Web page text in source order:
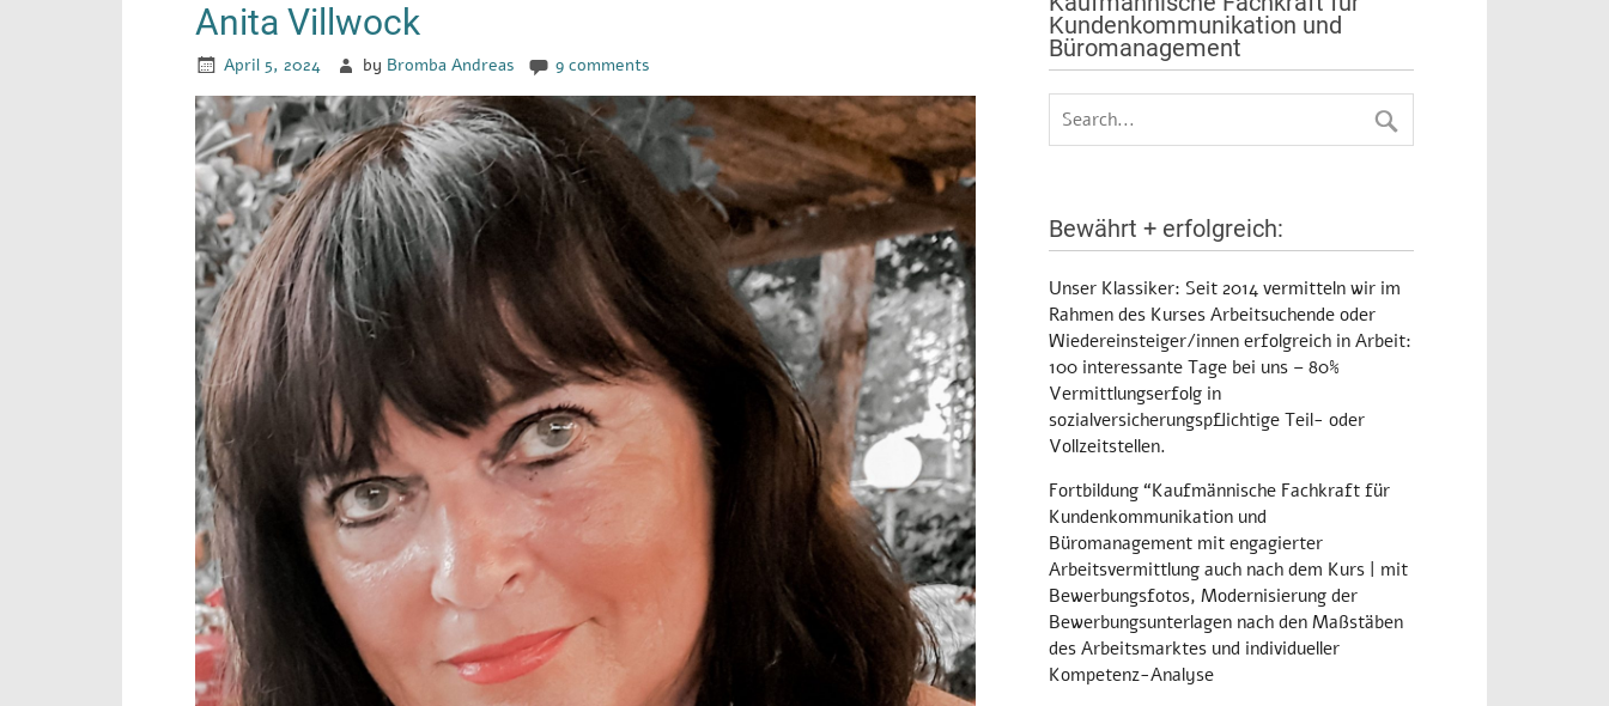
Anita Villwock
April 5, 2024 by Bromba Andreas 9 comments
Kundenkommunikation und
Büromanagement
Bewährt + erfolgreich:
Unser Klassiker: Seit 2014 vermitteln wir im
Rahmen des Kurses Arbeitsuchende oder
Wiedereinsteiger/innen erfolgreich in Arbeit:
100 interessante Tage bei uns – 80%
Vermittlungserfolg in
sozialversicherungspflichtige Teil- oder
Vollzeitstellen.
Fortbildung “Kaufmännische Fachkraft für
Kundenkommunikation und
Büromanagement mit engagierter
Arbeitsvermittlung auch nach dem Kurs
| mit
Bewerbungsfotos, Modernisierung der
Bewerbungsunterlagen nach den Maßstäben
des Arbeitsmarktes und individueller
Kompetenz-Analyse